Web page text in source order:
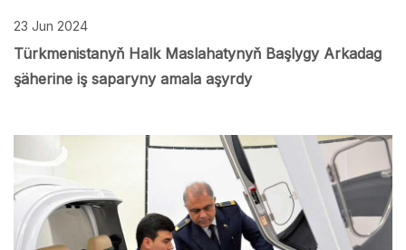
23 Jun 2024
Türkmenistanyň Halk Maslahatynyň Başlygy Arkadag
şäherine iş saparyny amala aşyrdy